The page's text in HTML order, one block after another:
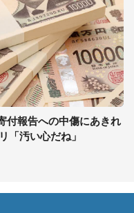
付報告への中傷にあきれ
「汚い心だね」